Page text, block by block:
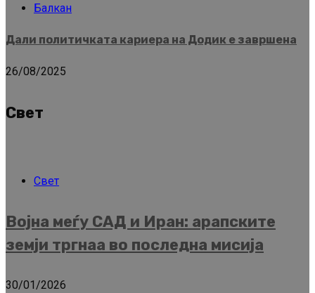
Балкан
Дали политичката кариера на Додик е завршена
26/08/2025
Свет
Свет
Војна меѓу САД и Иран: арапските
земји тргнаа во последна мисија
30/01/2026